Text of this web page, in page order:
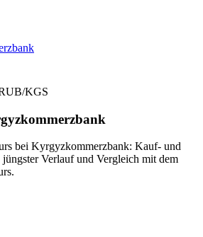
/KGS
bei Kyrgyzkommerzbank: Kauf- und
Verlauf und Vergleich mit dem